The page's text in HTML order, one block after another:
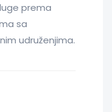
prema
sa
udruženjima.